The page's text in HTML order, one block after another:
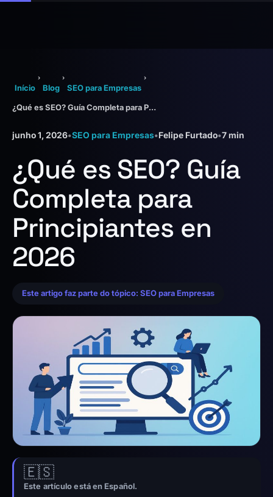
Início
›
Blog
›
SEO para Empresas
›
¿Qué es SEO? Guía Completa para Principiantes en 2026
junho 1, 2026•SEO para Empresas•Felipe Furtado•7 min
¿Qué es SEO? Guía
Completa para
Principiantes en
2026
Este artigo faz parte do tópico: SEO para Empresas
🇪🇸
Este artículo está en Español.